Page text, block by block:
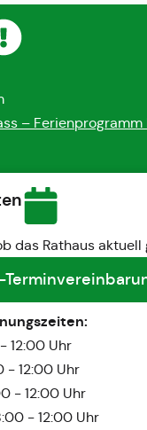
– Ferienprogramm
das Rathaus
12:00 Uhr
- 12:00 Uhr
- 12:00 Uhr
- 12:00 Uhr